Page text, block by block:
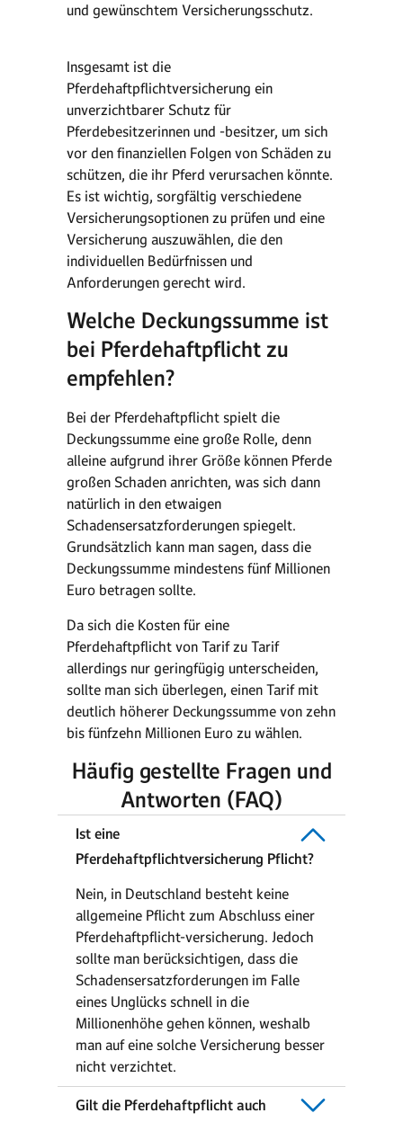
und gewünschtem Versicherungsschutz.
Insgesamt ist die
Pferdehaftpflichtversicherung ein
unverzichtbarer Schutz für
Pferdebesitzerinnen und -besitzer, um sich
vor den finanziellen Folgen von Schäden zu
schützen, die ihr Pferd verursachen könnte.
Es ist wichtig, sorgfältig verschiedene
Versicherungsoptionen zu prüfen und eine
Versicherung auszuwählen, die den
individuellen Bedürfnissen und
Anforderungen gerecht wird.
Welche Deckungssumme ist
bei Pferdehaftpflicht zu
empfehlen?
Bei der Pferdehaftpflicht spielt die
Deckungssumme eine große Rolle, denn
alleine aufgrund ihrer Größe können Pferde
großen Schaden anrichten, was sich dann
natürlich in den etwaigen
Schadensersatzforderungen spiegelt.
Grundsätzlich kann man sagen, dass die
Deckungssumme mindestens fünf Millionen
Euro betragen sollte.
Da sich die Kosten für eine
Pferdehaftpflicht von Tarif zu Tarif
allerdings nur geringfügig unterscheiden,
sollte man sich überlegen, einen Tarif mit
deutlich höherer Deckungssumme von zehn
bis fünfzehn Millionen Euro zu wählen.
Häufig gestellte Fragen und
Antworten (FAQ)
Ist eine
Pferdehaftpflichtversicherung Pflicht?
Nein, in Deutschland besteht keine
allgemeine Pflicht zum Abschluss einer
Pferdehaftpflicht-versicherung. Jedoch
sollte man berücksichtigen, dass die
Schadensersatzforderungen im Falle
eines Unglücks schnell in die
Millionenhöhe gehen können, weshalb
man auf eine solche Versicherung besser
nicht verzichtet.
Gilt die Pferdehaftpflicht auch